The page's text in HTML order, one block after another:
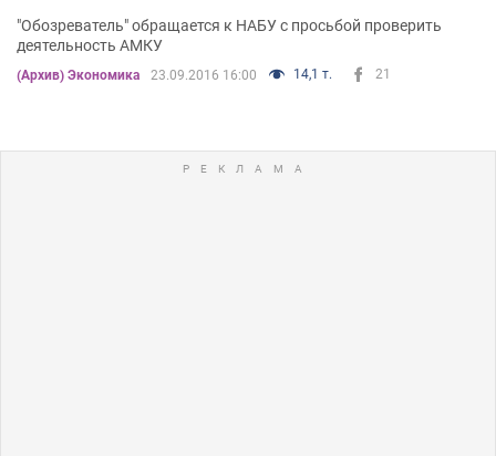
"Обозреватель" обращается к НАБУ с просьбой проверить
деятельность АМКУ
(Архив) Экономика 23.09.2016 16:00 14,1 т. 21